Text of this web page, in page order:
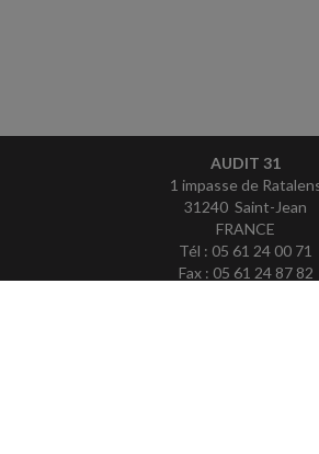
AUDIT 31
1 impasse de
31240 Saint-Jean
FRANCE
Tél : 05 61 24 00 71
Fax : 05 61 24 87 82